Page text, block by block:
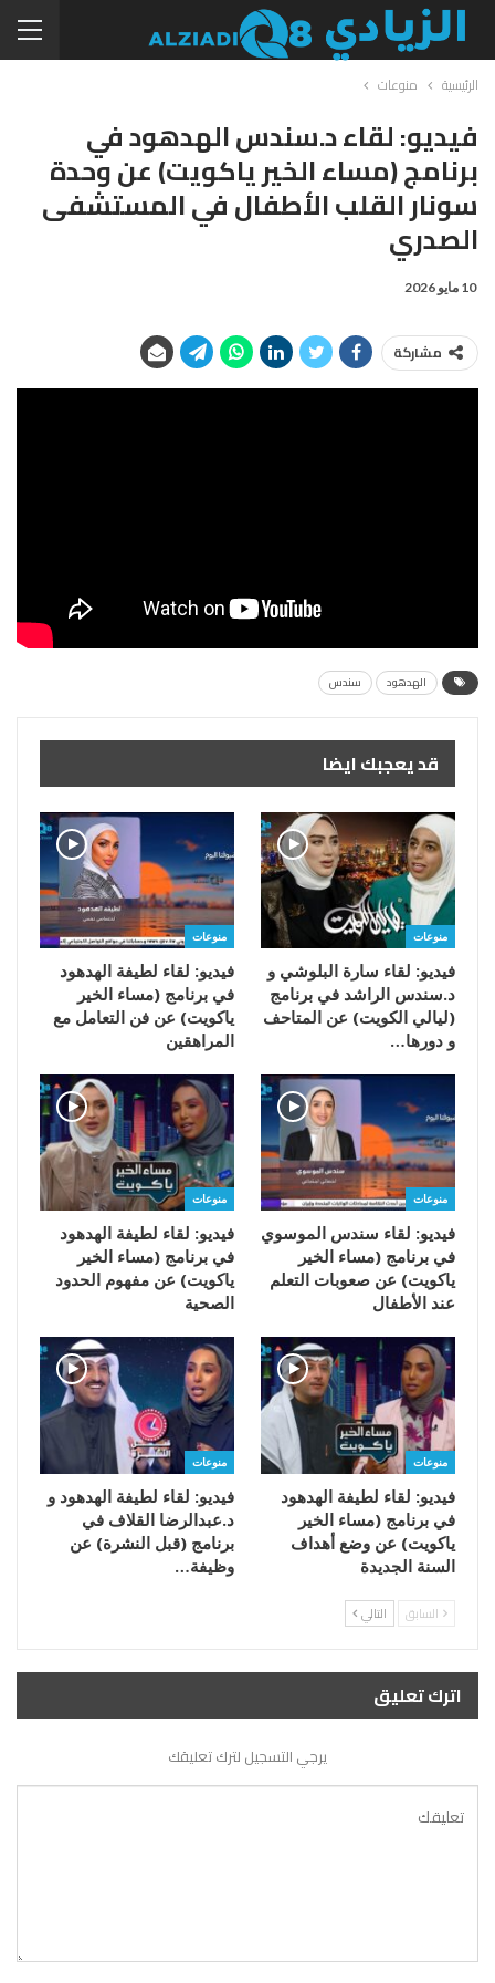
الرئيسية منوعات
فيديو: لقاء د.سندس الهدهود في
برنامج (مساء الخير ياكويت) عن وحدة
سونار القلب الأطفال في المستشفى
الصدري
10 مايو 2026
مشاركة
الهدهود سندس
قد يعجبك ايضا
منوعات
فيديو: لقاء سارة البلوشي و
د.سندس الراشد في برنامج
(ليالي الكويت) عن المتاحف
و دورها…
منوعات
فيديو: لقاء لطيفة الهدهود
في برنامج (مساء الخير
ياكويت) عن فن التعامل مع
المراهقين
منوعات
فيديو: لقاء سندس الموسوي
في برنامج (مساء الخير
ياكويت) عن صعوبات التعلم
عند الأطفال
منوعات
فيديو: لقاء لطيفة الهدهود
في برنامج (مساء الخير
ياكويت) عن مفهوم الحدود
الصحية
منوعات
فيديو: لقاء لطيفة الهدهود
في برنامج (مساء الخير
ياكويت) عن وضع أهداف
السنة الجديدة
منوعات
فيديو: لقاء لطيفة الهدهود و
د.عبدالرضا القلاف في
برنامج (قبل النشرة) عن
وظيفة…
السابق التالي
اترك تعليق
يرجي التسجيل لترك تعليقك